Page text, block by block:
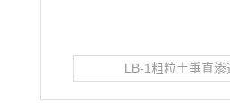
LB-1粗粒土垂直渗